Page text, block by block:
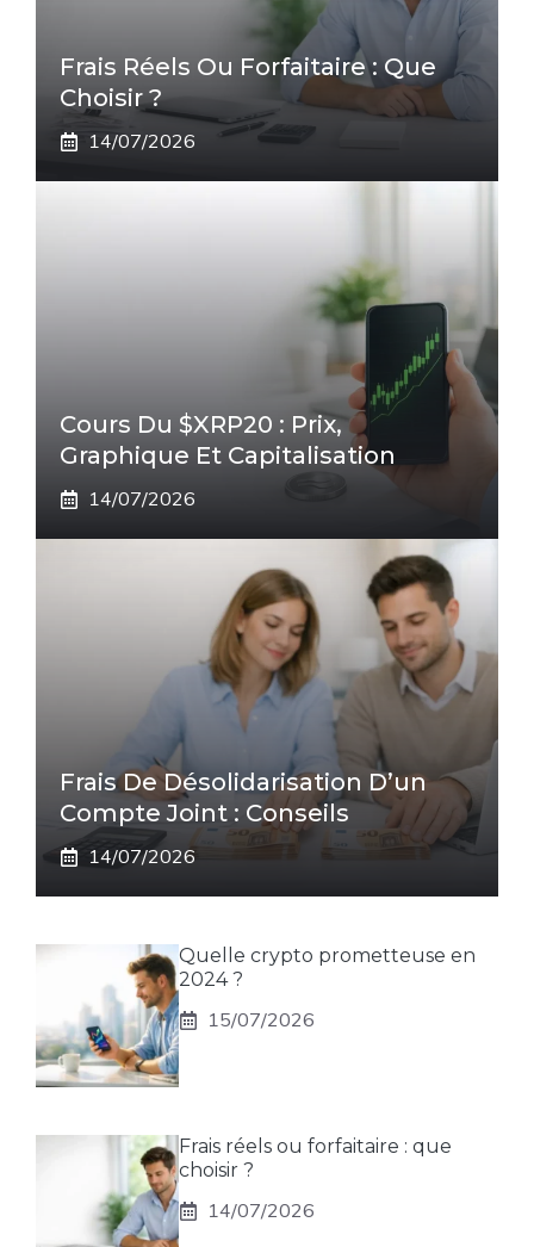
Frais Réels Ou Forfaitaire : Que
Choisir ?
14/07/2026
Cours Du $XRP20 : Prix,
Graphique Et Capitalisation
14/07/2026
Frais De Désolidarisation D’un
Compte Joint : Conseils
14/07/2026
Quelle crypto prometteuse en
2024 ?
15/07/2026
Frais réels ou forfaitaire : que
choisir ?
14/07/2026